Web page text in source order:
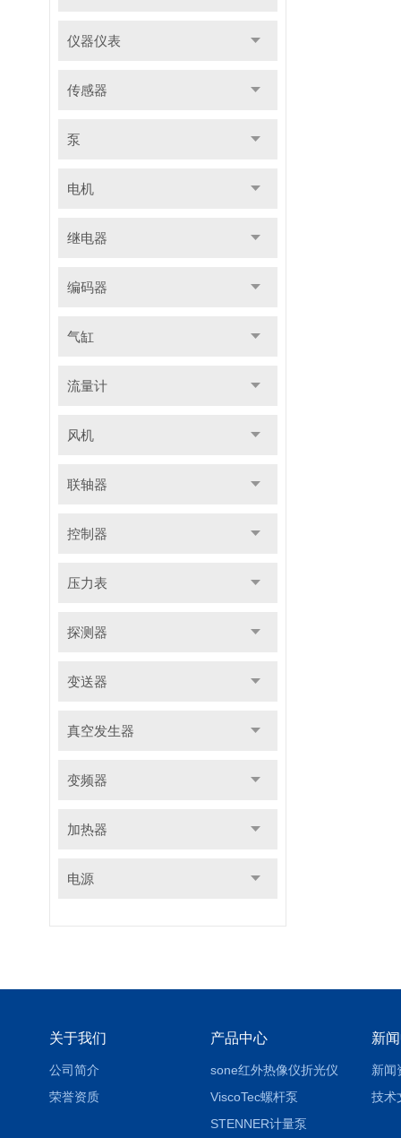
仪器仪表
传感器
泵
电机
继电器
编码器
气缸
流量计
风机
联轴器
控制器
压力表
探测器
变送器
真空发生器
变频器
加热器
电源
关于我们
公司简介
荣誉资质
产品中心
sone红外热像仪折光仪
ViscoTec螺杆泵
STENNER计量泵
新
新闻
技术